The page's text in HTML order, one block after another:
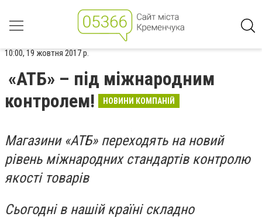
10:00, 19 жовтня 2017 р.
«АТБ» – під міжнародним
контролем!
НОВИНИ КОМПАНІЙ
Магазини «АТБ» переходять на новий
рівень міжнародних стандартів контролю
якості товарів
Сьогодні в нашій країні складно